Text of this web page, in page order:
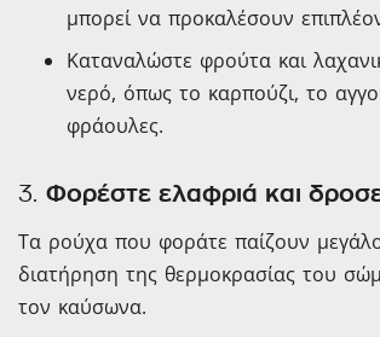
μπορεί να προκαλέσουν
Καταναλώστε φρούτα και
νερό, όπως το καρπούζι, το
φράουλες.
3. Φορέστε ελαφριά και
Τα ρούχα που φοράτε παίζουν
διατήρηση της θερμοκρασίας του
τον καύσωνα.